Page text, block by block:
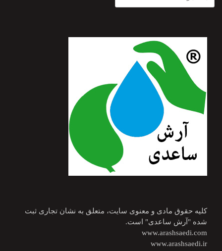
برای:
کلیه حقوق مادی و معنوی سایت، متعلق به نشان تجاری ثبت
شده "آرش ساعدی" است.
www.arashsaedi.com
www.arashsaedi.ir